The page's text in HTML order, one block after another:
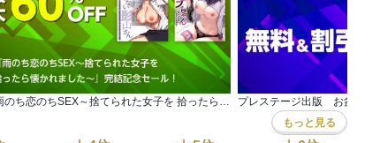
『雨のち恋のちSEX～捨てられた女子を 拾ったら懐かれました～』完結記念セール！
もっと見る